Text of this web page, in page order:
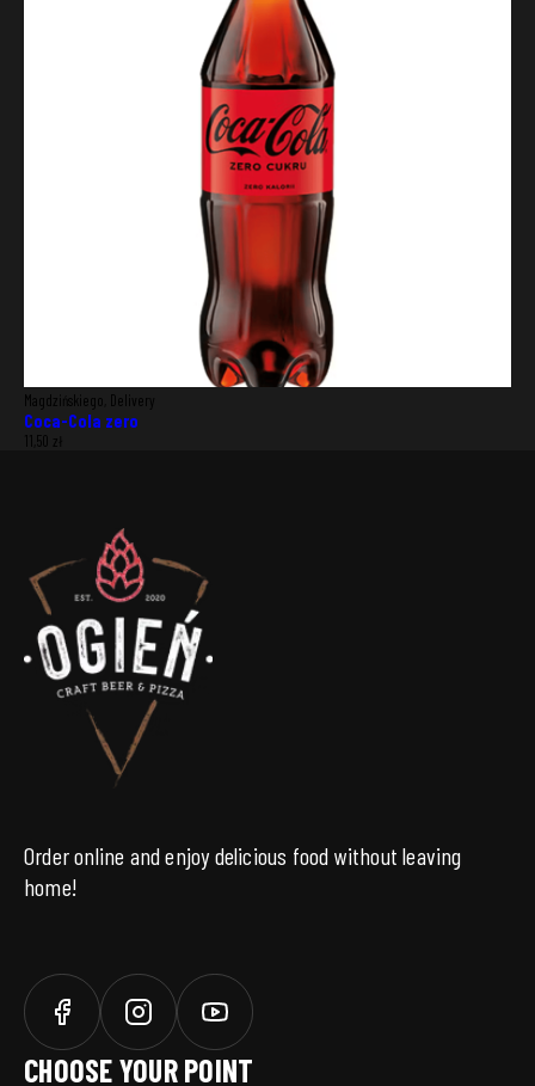
Magdzińskiego, Delivery
Coca-Cola zero
11,50 zł
Order online and enjoy delicious food without leaving
home!
CHOOSE YOUR POINT